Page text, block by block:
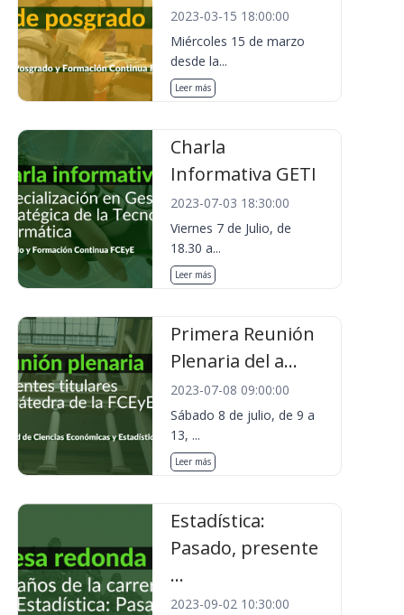
2023-03-15 18:00:00
Miércoles 15 de marzo
desde la...
Leer más
Charla
Informativa GETI
2023-07-03 18:30:00
Viernes 7 de Julio, de
18.30 a...
Leer más
Primera Reunión
Plenaria del a...
2023-07-08 09:00:00
Sábado 8 de julio, de 9 a
13, ...
Leer más
Estadística:
Pasado, presente
...
2023-09-02 10:30:00